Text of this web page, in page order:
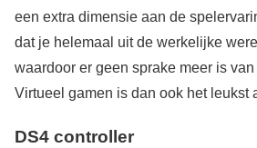
een extra dimensie aan de
dat je helemaal uit de werkelijke
waardoor er geen sprake meer is
Virtueel gamen is dan ook het leukst
DS4 controller